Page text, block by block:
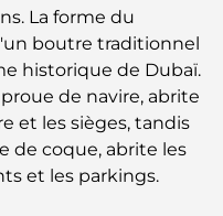
déjeuners de
des soins de santé
jamais construites : la
La forme du
boutre traditionnel
historique de Dubaï.
de navire, abrite
et les sièges, tandis
de coque, abrite les
et les parkings.